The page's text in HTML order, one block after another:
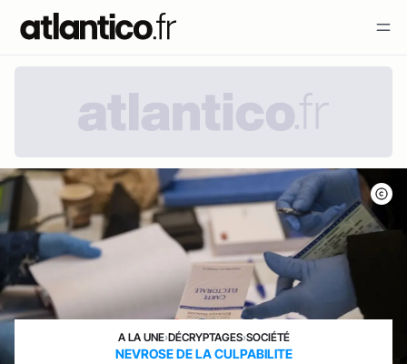
A LA UNE›DÉCRYPTAGES›SOCIÉTÉ
NEVROSE DE LA CULPABILITE